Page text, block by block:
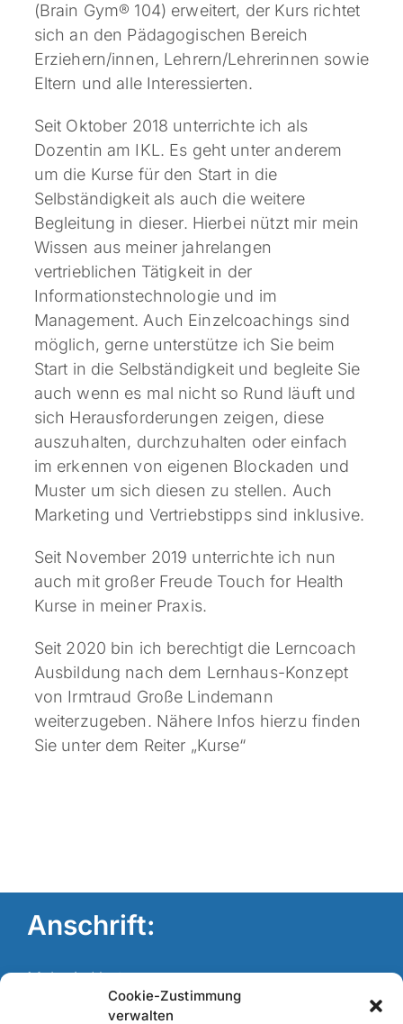
Cookie-Zustimmung
verwalten
(Brain Gym® 104) erweitert, der Kurs richtet
sich an den Pädagogischen Bereich
Erziehern/innen, Lehrern/Lehrerinnen sowie
Eltern und alle Interessierten.
Seit Oktober 2018 unterrichte ich als
Dozentin am IKL. Es geht unter anderem
um die Kurse für den Start in die
Selbständigkeit als auch die weitere
Begleitung in dieser. Hierbei nützt mir mein
Wissen aus meiner jahrelangen
vertrieblichen Tätigkeit in der
Informationstechnologie und im
Management. Auch Einzelcoachings sind
möglich, gerne unterstütze ich Sie beim
Start in die Selbständigkeit und begleite Sie
auch wenn es mal nicht so Rund läuft und
sich Herausforderungen zeigen, diese
auszuhalten, durchzuhalten oder einfach
im erkennen von eigenen Blockaden und
Muster um sich diesen zu stellen. Auch
Marketing und Vertriebstipps sind inklusive.
Seit November 2019 unterrichte ich nun
auch mit großer Freude Touch for Health
Kurse in meiner Praxis.
Seit 2020 bin ich berechtigt die Lerncoach
Ausbildung nach dem Lernhaus-Konzept
von Irmtraud Große Lindemann
weiterzugeben. Nähere Infos hierzu finden
Sie unter dem Reiter „Kurse“
Anschrift:
Melanie Hartmann
Kinesiologin BK DGAK zertifiziert